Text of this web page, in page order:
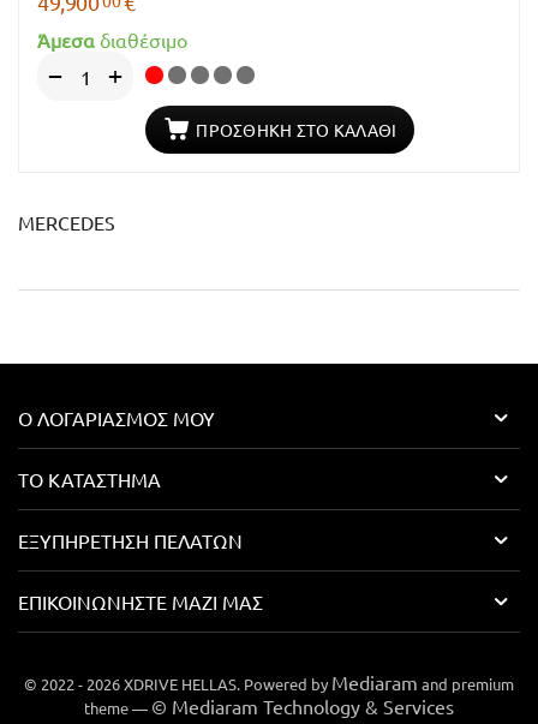
MERCEDES
Άμεσα διαθέσιμο
+
−
ΠΡΟΣΘΉΚΗ ΣΤΟ ΚΑΛΆΘΙ
Ο ΛΟΓΑΡΙΑΣΜΌΣ ΜΟΥ
ΤΟ ΚΑΤΆΣΤΗΜΑ
ΕΞΥΠΗΡΈΤΗΣΗ ΠΕΛΑΤΏΝ
ΕΠΙΚΟΙΝΩΝΉΣΤΕ ΜΑΖΊ ΜΑΣ
© 2022 - 2026 XDRIVE HELLAS. Powered by Mediaram and premium
theme — © Mediaram Technology & Services